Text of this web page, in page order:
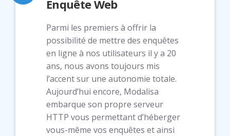
Enquête Web
Parmi les premiers à offrir la
possibilité de mettre des enquêtes
en ligne à nos utilisateurs il y a 20
ans, nous avons toujours mis
l’accent sur une autonomie totale.
Aujourd’hui encore, Modalisa
embarque son propre serveur
HTTP vous permettant d’héberger
vous-même vos enquêtes et ainsi